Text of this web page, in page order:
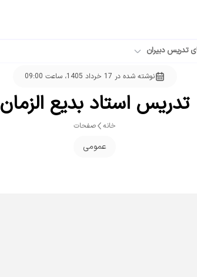
تدریس دبیران
نوشته شده در 17 خرداد 1405، ساعت 09:00
تدریس استاد بدیع الزمان
خانه صفحات
عمومی